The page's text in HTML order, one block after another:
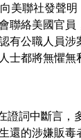
美聯社發聲
聯絡美國官
有公職人員
士都將無懼無
詞中斷言，
還的涉嫌販